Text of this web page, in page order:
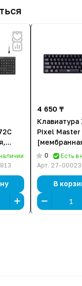
4 650 ₸
Клавиатура
Pixel Master
проводная,
подсветка,
0
Есть в
Арт. 27-
В